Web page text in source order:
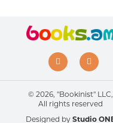
© 2026, "Bookinist" LLC,
All rights reserved
Designed by Studio